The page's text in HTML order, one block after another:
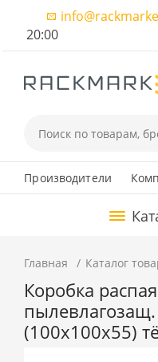
20:00
Производители
Главная Каталог
Коробка
(100х100х55)